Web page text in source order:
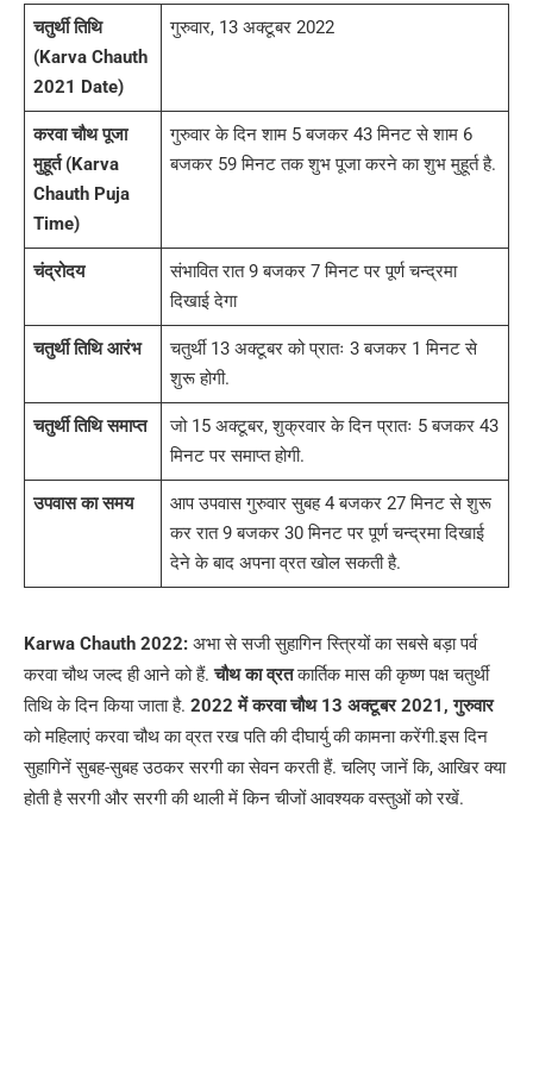
चतुर्थी तिथि
(Karva Chauth
2021 Date)
गुरुवार, 13 अक्टूबर 2022
करवा चौथ पूजा
मुहूर्त (Karva
Chauth Puja
Time)
गुरुवार के दिन शाम 5 बजकर 43 मिनट से शाम 6
बजकर 59 मिनट तक शुभ पूजा करने का शुभ मुहूर्त है.
चंद्रोदय
संभावित रात 9 बजकर 7 मिनट पर पूर्ण चन्द्रमा
दिखाई देगा
चतुर्थी तिथि आरंभ
चतुर्थी 13 अक्टूबर को प्रातः 3 बजकर 1 मिनट से
शुरू होगी.
चतुर्थी तिथि समाप्त
जो 15 अक्टूबर, शुक्रवार के दिन प्रातः 5 बजकर 43
मिनट पर समाप्त होगी.
उपवास का समय
आप उपवास गुरुवार सुबह 4 बजकर 27 मिनट से शुरू
कर रात 9 बजकर 30 मिनट पर पूर्ण चन्द्रमा दिखाई
देने के बाद अपना व्रत खोल सकती है.
Karwa Chauth 2022: अभा से सजी सुहागिन स्त्रियों का सबसे बड़ा पर्व
करवा चौथ जल्द ही आने को हैं.चौथ का व्रतकार्तिक मास की कृष्ण पक्ष चतुर्थी
तिथि के दिन किया जाता है. 2022 में करवा चौथ 13 अक्टूबर 2021, गुरुवार
को महिलाएं करवा चौथ का व्रत रख पति की दीघार्यु की कामना करेंगी.इस दिन
सुहागिनें सुबह-सुबह उठकर सरगी का सेवन करती हैं. चलिए जानें कि, आखिर क्या
होती है सरगी और सरगी की थाली में किन चीजों आवश्यक वस्तुओं को रखें.